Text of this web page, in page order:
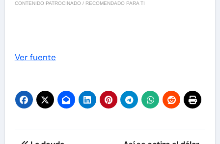
CONTENIDO PATROCINADO / RECOMENDADO PARA TI
Ver fuente
Navegación